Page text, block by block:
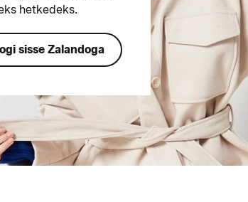
hetkedeks.
sisse Zalandoga